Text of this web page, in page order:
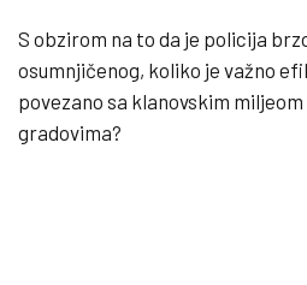
S obzirom na to da je policija
osumnjičenog, koliko je važno
povezano sa klanovskim
gradovima?